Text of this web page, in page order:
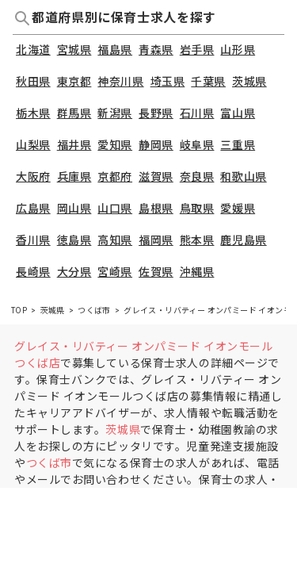
都道府県別に保育士求人を探す
北海道 宮城県 福島県 青森県 岩手県 山形県
秋田県 東京都 神奈川県 埼玉県 千葉県 茨城県
栃木県 群馬県 新潟県 長野県 石川県 富山県
山梨県 福井県 愛知県 静岡県 岐阜県 三重県
大阪府 兵庫県 京都府 滋賀県 奈良県 和歌山県
広島県 岡山県 山口県 島根県 鳥取県 愛媛県
香川県 徳島県 高知県 福岡県 熊本県 鹿児島県
長崎県 大分県 宮崎県 佐賀県 沖縄県
TOP 茨城県 つくば市 グレイス・リバティー オンパミード イオンモ
グレイス・リバティー オンパミード イオンモール
つくば店で募集している保育士求人の詳細ページで
す。保育士バンクでは、グレイス・リバティー オン
パミード イオンモールつくば店の募集情報に精通し
たキャリアアドバイザーが、求人情報や転職活動を
サポートします。 茨城県で保育士・幼稚園教諭の求
人をお探しの方にピッタリです。児童発達支援施設
やつくば市で気になる保育士の求人があれば、電話
やメールでお問い合わせください。保育士の求人・